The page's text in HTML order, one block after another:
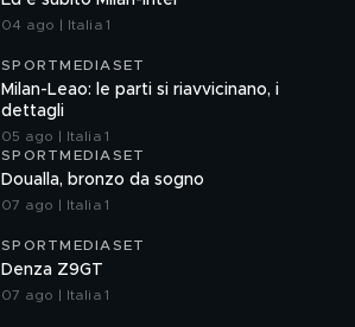
04 ago | Italia 1
SPORTMEDIASET
Milan-Leao: le parti si riavvicinano, i
dettagli
05 ago | Italia 1
SPORTMEDIASET
Doualla, bronzo da sogno
07 ago | Italia 1
SPORTMEDIASET
Denza Z9GT
07 ago | Italia 1